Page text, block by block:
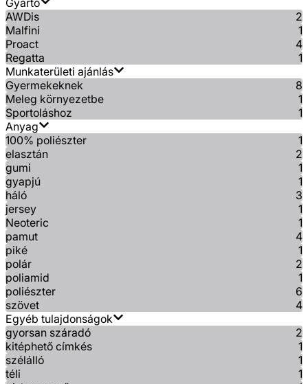
AWDis
2
Malfini
1
Proact
4
Regatta
1
Munkaterületi ajánlás
Gyermekeknek
8
Meleg környezetbe
1
Sportoláshoz
1
Anyag
100% poliészter
1
elasztán
2
gumi
1
gyapjú
1
háló
3
jersey
1
Neoteric
1
pamut
4
piké
1
polár
2
poliamid
1
poliészter
6
szövet
4
Egyéb tulajdonságok
gyorsan száradó
2
kitéphető címkés
1
szélálló
1
téli
1